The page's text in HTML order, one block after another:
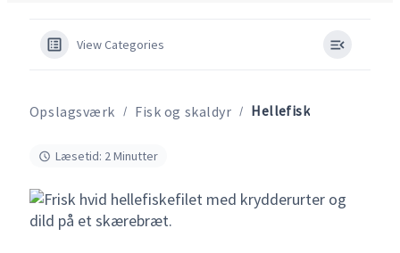
View Categories
Opslagsværk Fisk og skaldyr Hellefisk
Læsetid: 2 Minutter